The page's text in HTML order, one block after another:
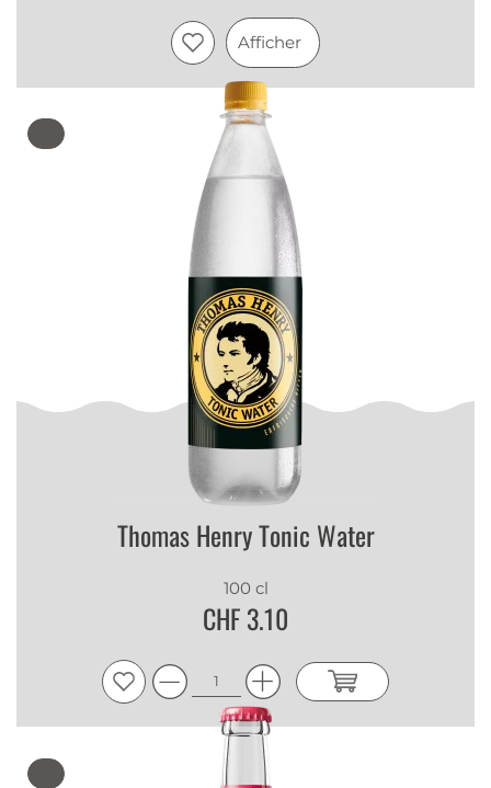
Afficher
Thomas Henry Tonic Water
100 cl
CHF 3.10